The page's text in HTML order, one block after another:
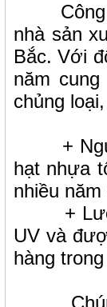
Công
nhà sản
Bắc. Với
năm
chủng
+
hạt nhựa
nhiều
+ Lưới
UV và
hàng
Chúng